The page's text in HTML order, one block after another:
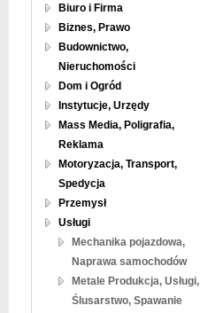
Biuro i Firma
Biznes, Prawo
Budownictwo,
Nieruchomości
Dom i Ogród
Instytucje, Urzędy
Mass Media, Poligrafia,
Reklama
Motoryzacja, Transport,
Spedycja
Przemysł
Usługi
Mechanika pojazdowa,
Naprawa samochodów
Metale Produkcja, Usługi,
Ślusarstwo, Spawanie